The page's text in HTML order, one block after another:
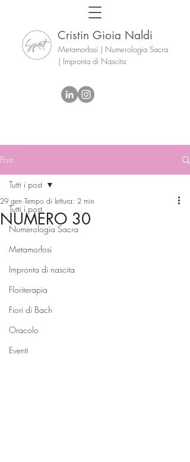
Cristin Gioia Naldi
Metamorfosi | Numerologia Sacra
| Impronta di Nascita
Post
Tutti i post
Numerologia Sacra
Metamorfosi
Impronta di nascita
Floriterapia
Fiori di Bach
Oracolo
Eventi
Tutti i post
NUMERO 30
29 gen Tempo di lettura: 2 min